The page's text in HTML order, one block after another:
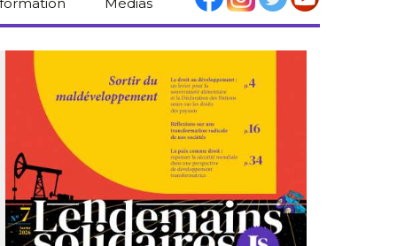
Revue de presse